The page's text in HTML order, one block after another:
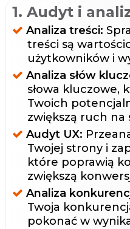
1. Audyt i
Analiza treści:
treści są
użytkowników i
Analiza słów
słowa kluczowe,
Twoich
zwiększą ruch na
Audyt UX:
Twojej strony i
które poprawią
zwiększą
Analiza
Twoja
pokonać w